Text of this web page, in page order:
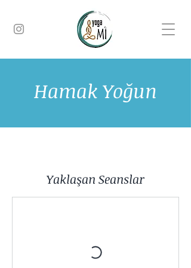
Hamak Yoğun
Yaklaşan Seanslar